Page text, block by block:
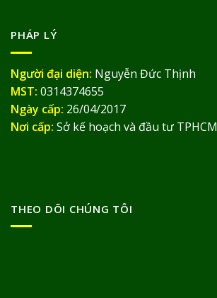
PHÁP LÝ
Người đại diện: Nguyễn Đức Thịnh
MST: 0314374655
Ngày cấp: 26/04/2017
Nơi cấp: Sở kế hoạch và đầu tư TPHCM
THEO DÕI CHÚNG TÔI